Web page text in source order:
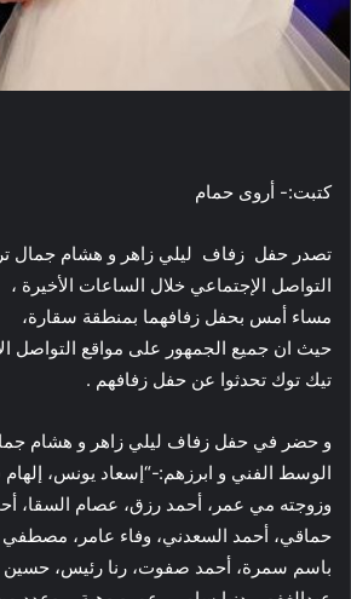
كتبت:- أروى حمام
تصدر حفل زفاف ليلي زاهر و هشام جمال
التواصل الإجتماعي خلال الساعات الأخيرة
مساء أمس بحفل زفافهما بمنطقة سقارة،
حيث ان جميع الجمهور على مواقع التواصل
تيك توك تحدثوا عن حفل زفافهم .
و حضر في حفل زفاف ليلي زاهر و هشام
الوسط الفني و ابرزهم:-“إسعاد يونس،
وزوجته مي عمر، أحمد رزق، عصام السقا،
حماقي، أحمد السعدني، وفاء عامر، مصطفي
باسم سمرة، أحمد صفوت، رنا رئيس، حسين